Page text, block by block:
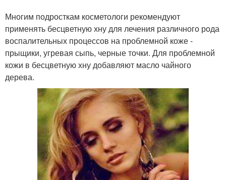
Многим подросткам косметологи рекомендуют
применять бесцветную хну для лечения различного рода
воспалительных процессов на проблемной коже -
прыщики, угревая сыпь, черные точки. Для проблемной
кожи в бесцветную хну добавляют масло чайного
дерева.